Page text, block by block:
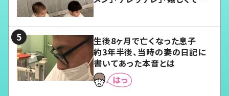
生後8ヶ月で亡くなった息子
約3年半後、当時の妻の日記に
書いてあった本音とは